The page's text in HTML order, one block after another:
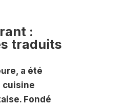
:
traduits
a été
cuisine
Fondé